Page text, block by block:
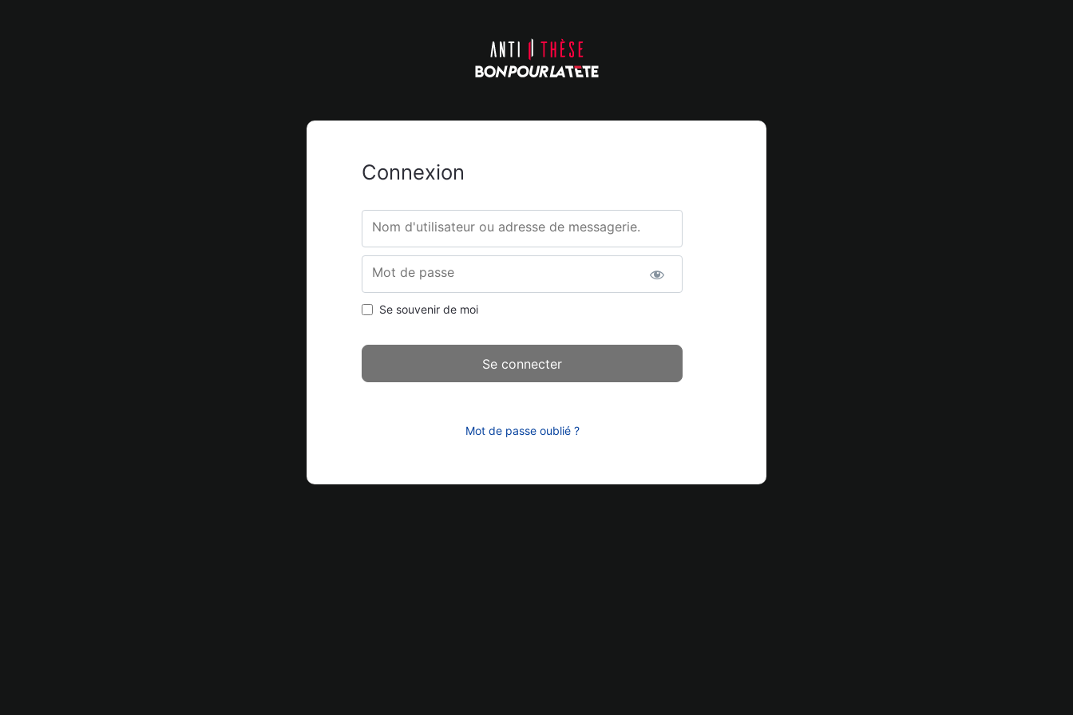
Connexion
Nom d'utilisateur ou adresse de messagerie.
Mot de passe
Se souvenir de moi
Mot de passe oublié ?